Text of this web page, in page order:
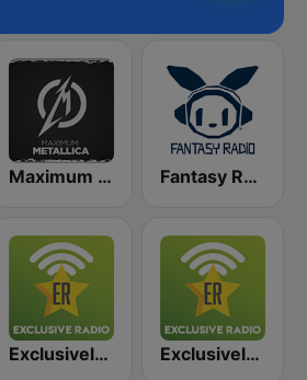
Maximum - Metallica (Максимум) Fantasy Radio UK
Exclusively Nirvana Exclusively Black Sabbath